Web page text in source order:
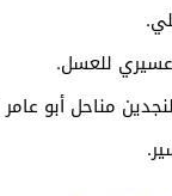
عسيري للعسل.
مناحل أبو